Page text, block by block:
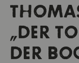
„DER
DER